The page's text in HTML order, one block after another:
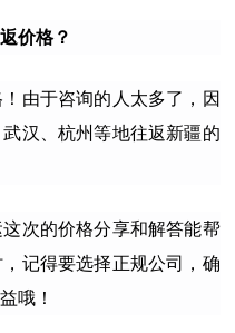
价格？
由于咨询的人太多了，因
汉、杭州等地往返新疆的
次的价格分享和解答能帮
记得要选择正规公司，确
哦！